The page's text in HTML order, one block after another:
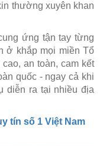
thường xuyên khan
ứng tận tay từng
ở khắp mọi miền Tổ
an toàn, cam kết
quốc - ngay cả khi
diễn ra tại nhiều địa
tín số 1 Việt Nam